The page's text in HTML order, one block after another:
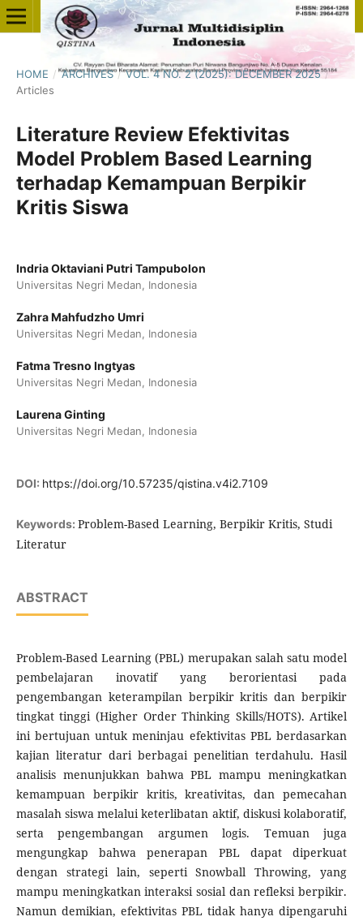
HOME / ARCHIVES / VOL. 4 NO. 2 (2025): DECEMBER 2025 /
Articles
Literature Review Efektivitas
Model Problem Based Learning
terhadap Kemampuan Berpikir
Kritis Siswa
Indria Oktaviani Putri Tampubolon
Universitas Negri Medan, Indonesia
Zahra Mahfudzho Umri
Universitas Negri Medan, Indonesia
Fatma Tresno Ingtyas
Universitas Negri Medan, Indonesia
Laurena Ginting
Universitas Negri Medan, Indonesia
DOI: https://doi.org/10.57235/qistina.v4i2.7109
Keywords: Problem-Based Learning, Berpikir Kritis, Studi
Literatur
ABSTRACT
Problem-Based Learning (PBL) merupakan salah satu model
pembelajaran inovatif yang berorientasi pada
pengembangan keterampilan berpikir kritis dan berpikir
tingkat tinggi (Higher Order Thinking Skills/HOTS). Artikel
ini bertujuan untuk meninjau efektivitas PBL berdasarkan
kajian literatur dari berbagai penelitian terdahulu. Hasil
analisis menunjukkan bahwa PBL mampu meningkatkan
kemampuan berpikir kritis, kreativitas, dan pemecahan
masalah siswa melalui keterlibatan aktif, diskusi kolaboratif,
serta pengembangan argumen logis. Temuan juga
mengungkap bahwa penerapan PBL dapat diperkuat
dengan strategi lain, seperti Snowball Throwing, yang
mampu meningkatkan interaksi sosial dan refleksi berpikir.
Namun demikian, efektivitas PBL tidak hanya dipengaruhi